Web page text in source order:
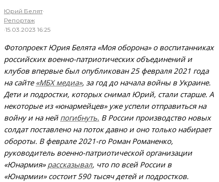
Юрий Белят·
Репортаж
·15.03.2023 16:25
Фотопроект Юрия Белята «Моя оборона» о воспитанниках
российских военно-патриотических объединений и
клубов впервые был опубликован 25 февраля 2021 года
на сайте «МБХ медиа», за год до начала войны в Украине.
Дети и подростки, которых снимал Юрий, стали старше. А
некоторые из «юнармейцев» уже успели отправиться на
войну и на ней погибнуть. В России производство новых
солдат поставлено на поток давно и оно только набирает
обороты. В феврале 2021-го Роман Романенко,
руководитель военно-патриотической организации
«Юнармия» рассказывал, что по всей России в
«Юнармии» состоит 590 тысяч детей и подростков.